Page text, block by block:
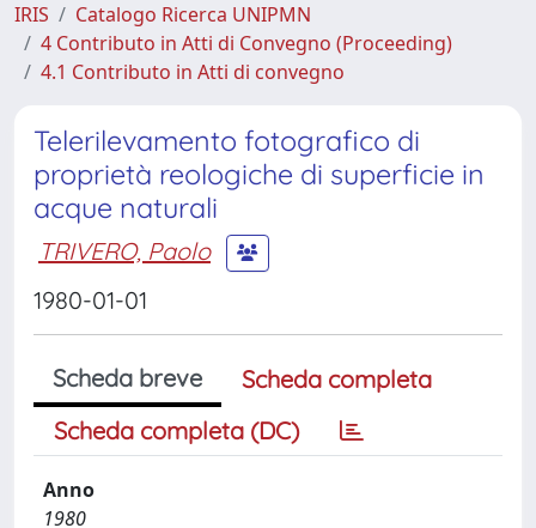
IRIS
Catalogo Ricerca UNIPMN
4 Contributo in Atti di Convegno (Proceeding)
4.1 Contributo in Atti di convegno
Telerilevamento fotografico di
proprietà reologiche di superficie in
acque naturali
TRIVERO, Paolo
1980-01-01
Scheda breve
Scheda completa
Scheda completa (DC)
Anno
1980